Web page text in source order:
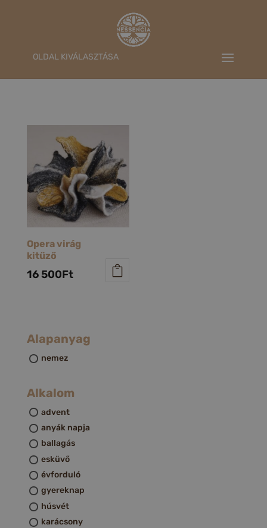
OLDAL KIVÁLASZTÁSA
Opera virág
kitűző
16 500Ft
Alapanyag
nemez
Alkalom
advent
anyák napja
ballagás
esküvő
évforduló
gyereknap
húsvét
karácsony